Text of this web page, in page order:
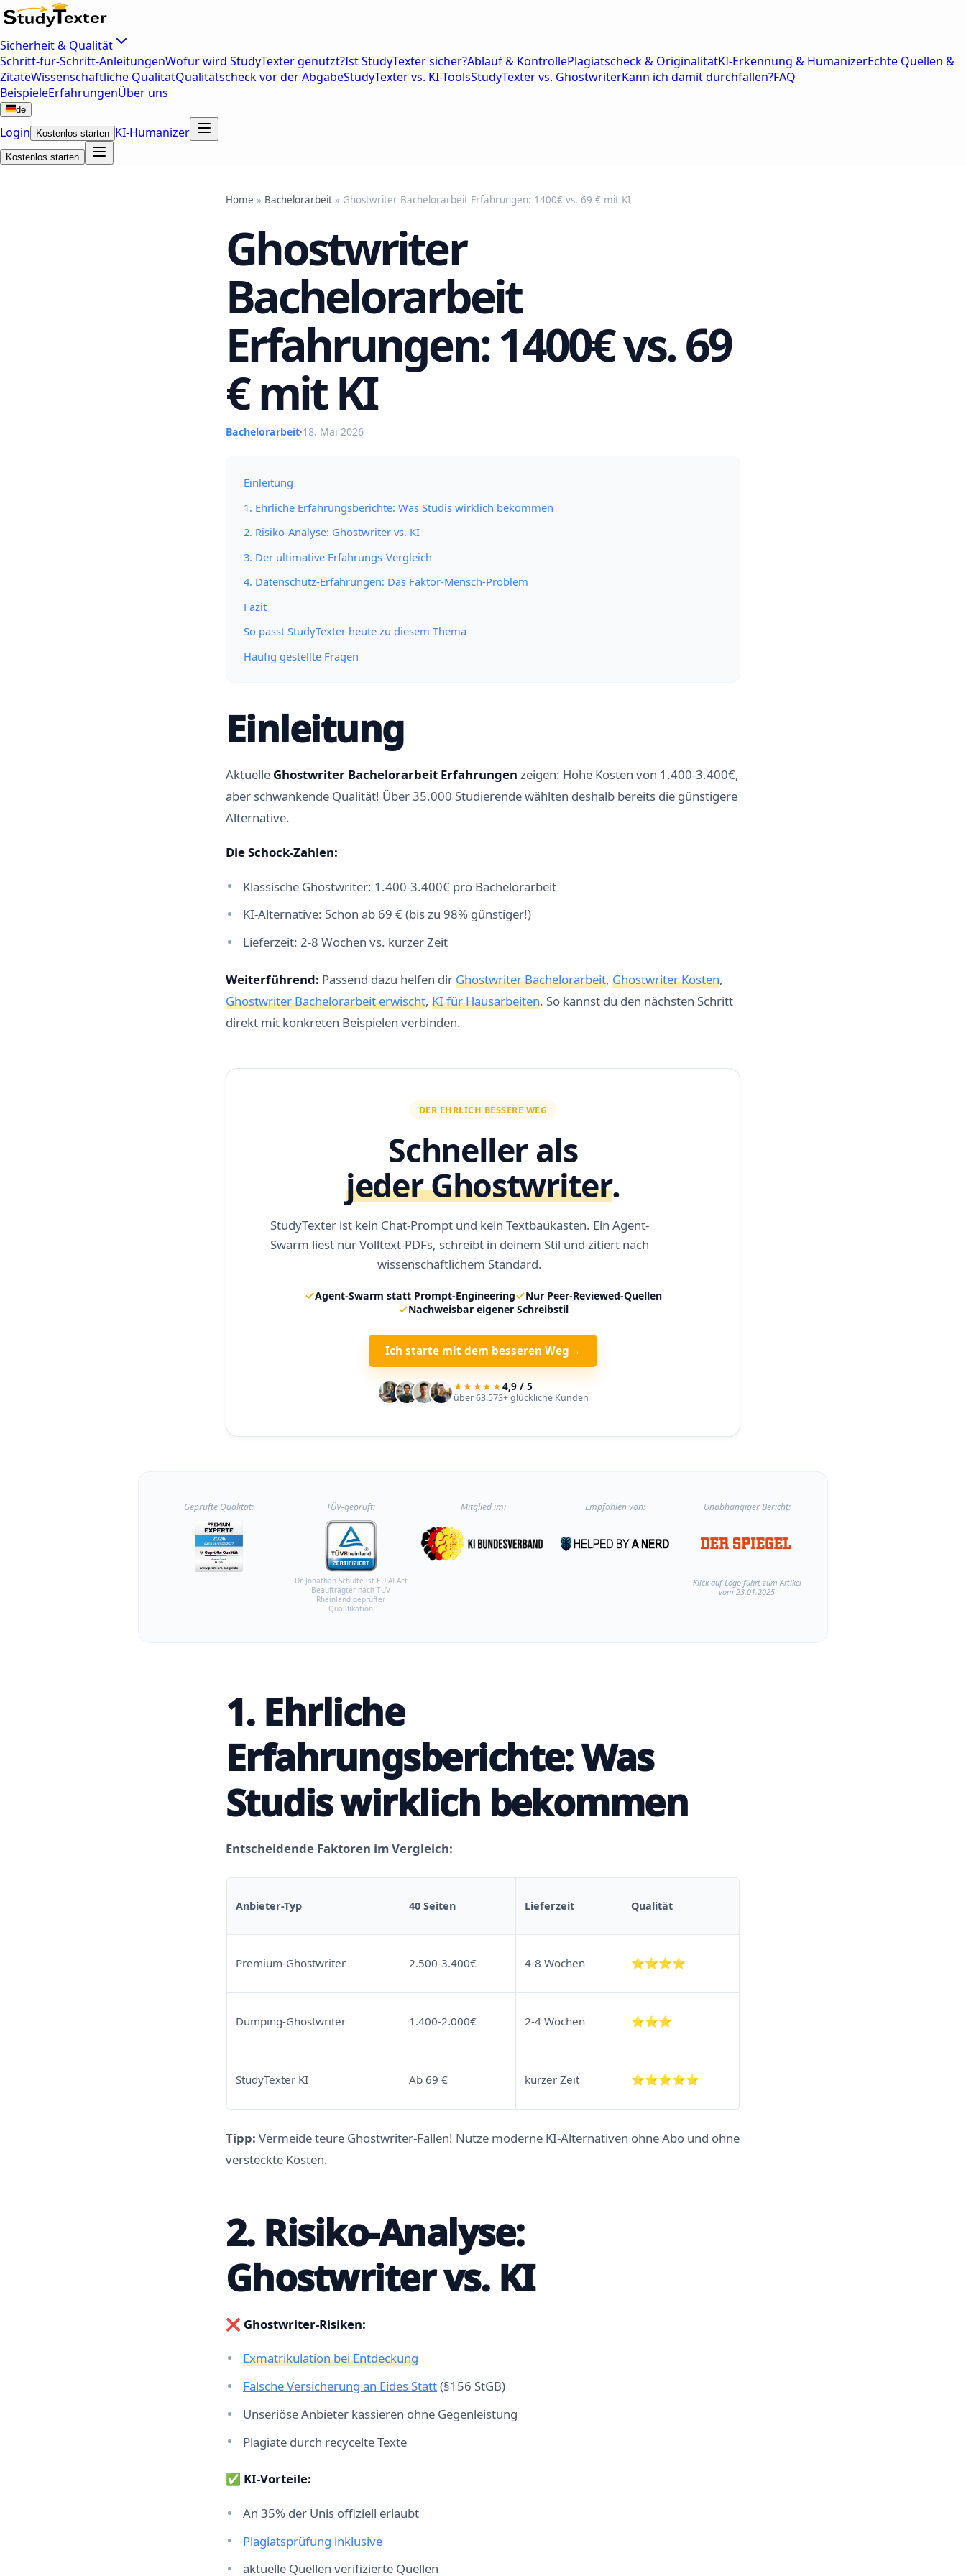
Sicherheit & Qualität
Schritt-für-Schritt-AnleitungenWofür wird StudyTexter genutzt?Ist StudyTexter sicher?Ablauf & KontrollePlagiatscheck & OriginalitätKI-Erkennung & HumanizerEchte Quellen &
ZitateWissenschaftliche QualitätQualitätscheck vor der AbgabeStudyTexter vs. KI-ToolsStudyTexter vs. GhostwriterKann ich damit durchfallen?FAQ
BeispieleErfahrungenÜber uns
de
Login Kostenlos starten KI-Humanizer
Kostenlos starten
Home » Bachelorarbeit » Ghostwriter Bachelorarbeit Erfahrungen: 1400€ vs. 69 € mit KI
Ghostwriter
Bachelorarbeit
Erfahrungen: 1400€ vs. 69
€ mit KI
Bachelorarbeit·18. Mai 2026
Einleitung
1. Ehrliche Erfahrungsberichte: Was Studis wirklich bekommen
2. Risiko-Analyse: Ghostwriter vs. KI
3. Der ultimative Erfahrungs-Vergleich
4. Datenschutz-Erfahrungen: Das Faktor-Mensch-Problem
Fazit
So passt StudyTexter heute zu diesem Thema
Häufig gestellte Fragen
Einleitung
Aktuelle Ghostwriter Bachelorarbeit Erfahrungen zeigen: Hohe Kosten von 1.400-3.400€,
aber schwankende Qualität! Über 35.000 Studierende wählten deshalb bereits die günstigere
Alternative.
Die Schock-Zahlen:
Klassische Ghostwriter: 1.400-3.400€ pro Bachelorarbeit
KI-Alternative: Schon ab 69 € (bis zu 98% günstiger!)
Lieferzeit: 2-8 Wochen vs. kurzer Zeit
Weiterführend: Passend dazu helfen dirGhostwriter Bachelorarbeit, Ghostwriter Kosten,
Ghostwriter Bachelorarbeit erwischt, KI für Hausarbeiten. So kannst du den nächsten Schritt
direkt mit konkreten Beispielen verbinden.
DER EHRLICH BESSERE WEG
Schneller als
jeder Ghostwriter.
StudyTexter ist kein Chat-Prompt und kein Textbaukasten. Ein Agent-
Swarm liest nur Volltext-PDFs, schreibt in deinem Stil und zitiert nach
wissenschaftlichem Standard.
Agent-Swarm statt Prompt-Engineering
Nur Peer-Reviewed-Quellen
Nachweisbar eigener Schreibstil
Ich starte mit dem besseren Weg →
★★★★★4,9 / 5
über 63.573+ glückliche Kunden
Geprüfte Qualität: TÜV-geprüft:
Dr. Jonathan Schulte ist EU AI Act
Beauftragter nach TÜV
Rheinland geprüfter
Qualifikation
Mitglied im: Empfohlen von: Unabhängiger Bericht:
Klick auf Logo führt zum Artikel
vom 23.01.2025
1. Ehrliche
Erfahrungsberichte: Was
Studis wirklich bekommen
Entscheidende Faktoren im Vergleich:
Anbieter-Typ 40 Seiten Lieferzeit Qualität
Premium-Ghostwriter 2.500-3.400€ 4-8 Wochen ⭐⭐⭐⭐
Dumping-Ghostwriter 1.400-2.000€ 2-4 Wochen ⭐⭐⭐
StudyTexter KI Ab 69 € kurzer Zeit ⭐⭐⭐⭐⭐
Tipp: Vermeide teure Ghostwriter-Fallen! Nutze moderne KI-Alternativen ohne Abo und ohne
versteckte Kosten.
2. Risiko-Analyse:
Ghostwriter vs. KI
❌ Ghostwriter-Risiken:
Exmatrikulation bei Entdeckung
Falsche Versicherung an Eides Statt(§156 StGB)
Unseriöse Anbieter kassieren ohne Gegenleistung
Plagiate durch recycelte Texte
✅ KI-Vorteile:
An 35% der Unis offiziell erlaubt
Plagiatsprüfung inklusive
aktuelle Quellen verifizierte Quellen